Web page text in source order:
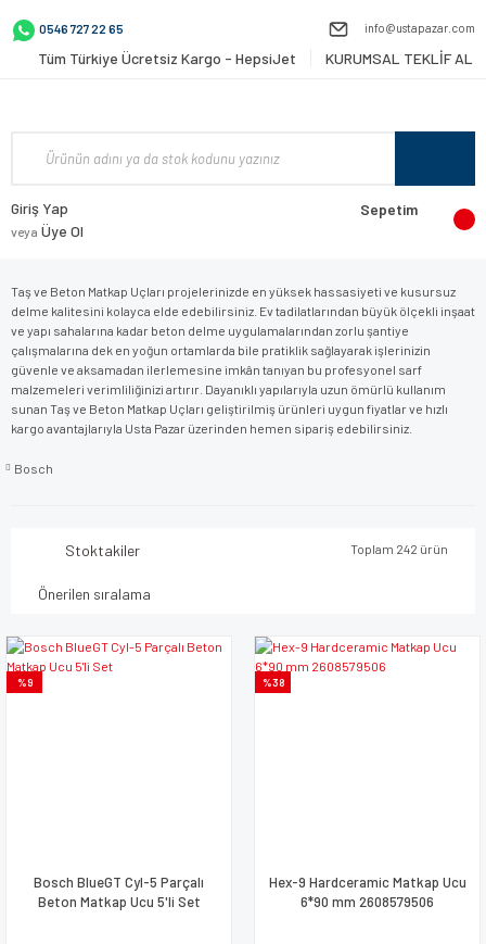
0546 727 22 65 info@ustapazar.com
Tüm Türkiye Ücretsiz Kargo - HepsiJet KURUMSAL TEKLİF AL
Giriş Yap
veya Üye Ol
Sepetim
Taş ve Beton Matkap Uçları projelerinizde en yüksek hassasiyeti ve kusursuz
delme kalitesini kolayca elde edebilirsiniz. Ev tadilatlarından büyük ölçekli inşaat
ve yapı sahalarına kadar beton delme uygulamalarından zorlu şantiye
çalışmalarına dek en yoğun ortamlarda bile pratiklik sağlayarak işlerinizin
güvenle ve aksamadan ilerlemesine imkân tanıyan bu profesyonel sarf
malzemeleri verimliliğinizi artırır. Dayanıklı yapılarıyla uzun ömürlü kullanım
sunan Taş ve Beton Matkap Uçları geliştirilmiş ürünleri uygun fiyatlar ve hızlı
kargo avantajlarıyla Usta Pazar üzerinden hemen sipariş edebilirsiniz.
Bosch
Stoktakiler Toplam 242 ürün
%9
Bosch BlueGT Cyl-5 Parçalı
Beton Matkap Ucu 5'li Set
%38
Hex-9 Hardceramic Matkap Ucu
6*90 mm 2608579506